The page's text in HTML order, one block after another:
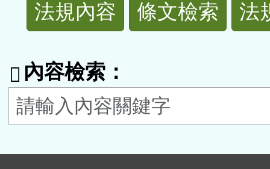
規
功
能
按
鈕
法規內容 條文檢索 法
內容檢索：